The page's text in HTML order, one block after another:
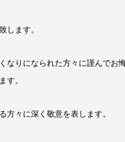
します。
なりになられた方々に謹んでお
す。
方々に深く敬意を表します。